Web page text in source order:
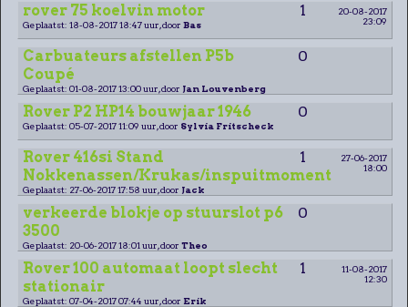
rover 75 koelvin motor 1
20-08-2017
23:09
Geplaatst: 18-08-2017 18:47 uur, door Bas
Carbuateurs afstellen P5b
Coupé
0
Geplaatst: 01-08-2017 13:00 uur, door Jan Louvenberg
Rover P2 HP14 bouwjaar 1946 0
Geplaatst: 05-07-2017 11:09 uur, door Sylvia Fritscheck
Rover 416si Stand
Nokkenassen/Krukas/inspuitmoment
1
27-06-2017
18:00
Geplaatst: 27-06-2017 17:58 uur, door Jack
verkeerde blokje op stuurslot p6
3500
0
Geplaatst: 20-06-2017 18:01 uur, door Theo
Rover 100 automaat loopt slecht
stationair
1
11-08-2017
12:30
Geplaatst: 07-04-2017 07:44 uur, door Erik